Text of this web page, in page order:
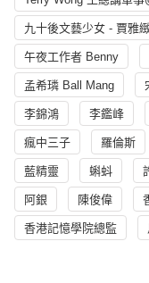
九十後文藝少女 - 賈雅緻
午夜工作者 Benny
孟希璘 Ball Mang
李錦鴻 李鑑峰
瘋中三子 羅倫斯
藍精靈 蝌蚪
阿銀 陳俊偉
香港記憶學院總監